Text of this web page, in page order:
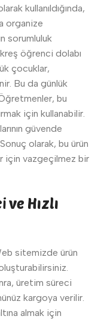
kullanıldığında,
organize
sorumluluk
öğrenci dolabı
çocuklar,
Bu da günlük
bu
için kullanabilir.
güvende
olarak, bu ürün
için vazgeçilmez bir
Hızlı
sitemizde ürün
üretim süreci
kargoya verilir.
almak için